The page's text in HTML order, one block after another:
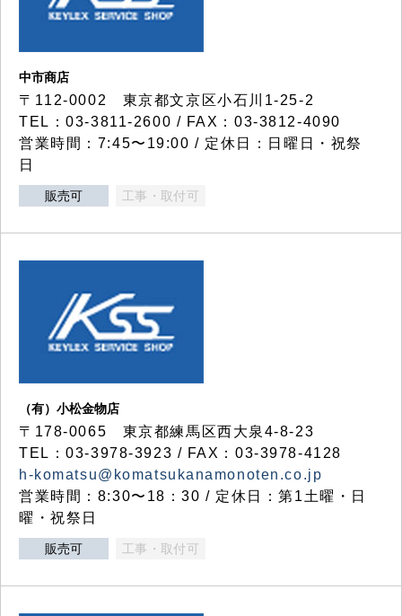
中市商店
〒112-0002 東京都文京区小石川1-25-2
TEL：03-3811-2600 / FAX：03-3812-4090
営業時間：7:45〜19:00 / 定休日：日曜日・祝祭
日
販売可 工事・取付可
（有）小松金物店
〒178-0065 東京都練馬区西大泉4-8-23
TEL：03-3978-3923 / FAX：03-3978-4128
h-komatsu@komatsukanamonoten.co.jp
営業時間：8:30〜18：30 / 定休日：第1土曜・日
曜・祝祭日
販売可 工事・取付可